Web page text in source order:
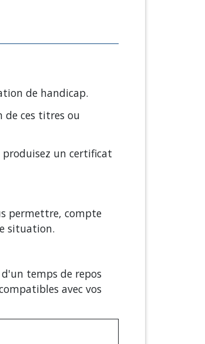
de handicap.
de ces titres ou
produisez un certificat
permettre, compte
situation.
temps de repos
avec vos